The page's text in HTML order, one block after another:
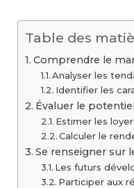
Table des
Comprendre le
Analyser les
Identifier les
Évaluer le
Estimer les
Calculer le
Se renseigner sur
Les futurs
Participer aux